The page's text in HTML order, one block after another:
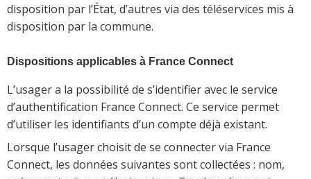
disposition par l’État, d’autres via des téléservices mis à
disposition par la commune.
Dispositions applicables à France Connect
L’usager a la possibilité de s’identifier avec le service
d’authentification France Connect. Ce service permet
d’utiliser les identifiants d’un compte déjà existant.
Lorsque l’usager choisit de se connecter via France
Connect, les données suivantes sont collectées : nom,